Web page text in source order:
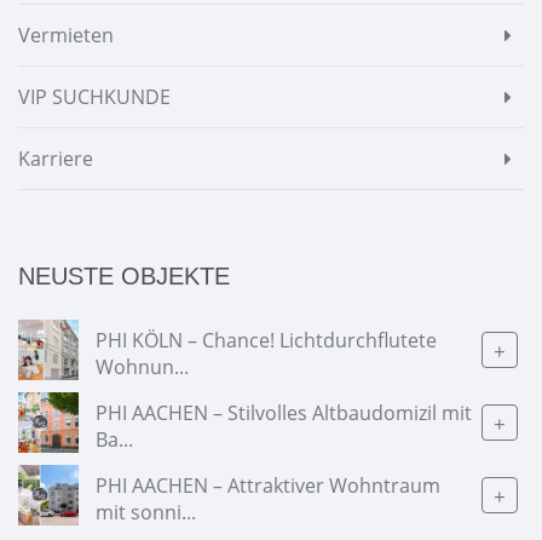
Vermieten
VIP SUCHKUNDE
Karriere
NEUSTE OBJEKTE
PHI KÖLN – Chance! Lichtdurchflutete
Wohnun...
+
PHI AACHEN – Stilvolles Altbaudomizil mit
Ba...
+
PHI AACHEN – Attraktiver Wohntraum
mit sonni...
+